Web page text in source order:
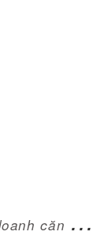
Đ
iều cần biết về thị trường kinh doanh căn hộ dịch vụ tại Hà Nội